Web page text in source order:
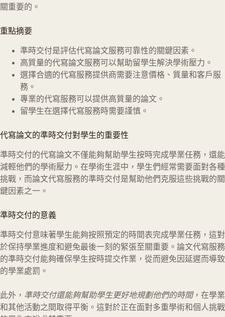
關重要的。
重點摘要
準時交付是評估代寫論文服務可靠性的關鍵因素。
高質量的代寫論文服務可以幫助留學生解決學術壓力。
選擇合適的代寫服務提供商需要注意價格、質量和客戶服
務。
專業的代寫服務可以提供高質量的論文。
留學生在選擇代寫服務時需要謹慎。
代寫論文的準時交付對學生的重要性
準時交付的代寫論文不僅能夠幫助學生按時完成學業任務，還能
減輕他們的學術壓力。在學術生涯中，學生們經常需要面對各種
挑戰，而論文代寫服務的準時交付是幫助他們克服這些挑戰的關
鍵因素之一。
準時交付的意義
準時交付意味著學生能夠按照預定的時間表完成學業任務，這對
於保持學業進度和避免最後一刻的緊張至關重要。論文代寫服務
的準時交付能夠確保學生按時提交作業，從而避免因延遲而導致
的學業處罰。
此外， 準時交付還能夠幫助學生更好地規劃他們的時間，在學業
和其他活動之間取得平衡。這對於正在面對多重學術和個人挑戰